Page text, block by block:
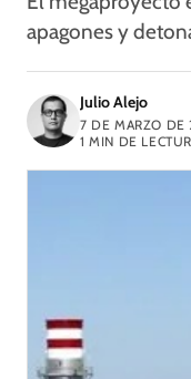
apagones y
Julio Alejo
7 DE MARZO DE
1 MIN DE